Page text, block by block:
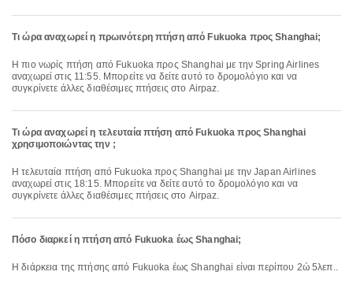
Τι ώρα αναχωρεί η πρωινότερη πτήση από Fukuoka προς Shanghai;
Η πιο νωρίς πτήση από Fukuoka προς Shanghai με την Spring Airlines
αναχωρεί στις 11:55. Μπορείτε να δείτε αυτό το δρομολόγιο και να
συγκρίνετε άλλες διαθέσιμες πτήσεις στο Airpaz.
Τι ώρα αναχωρεί η τελευταία πτήση από Fukuoka προς Shanghai
χρησιμοποιώντας την ;
Η τελευταία πτήση από Fukuoka προς Shanghai με την Japan Airlines
αναχωρεί στις 18:15. Μπορείτε να δείτε αυτό το δρομολόγιο και να
συγκρίνετε άλλες διαθέσιμες πτήσεις στο Airpaz.
Πόσο διαρκεί η πτήση από Fukuoka έως Shanghai;
Η διάρκεια της πτήσης από Fukuoka έως Shanghai είναι περίπου 2ώ 5λεπ..